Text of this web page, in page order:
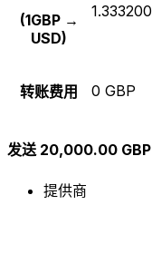
(1GBP →
USD)
1.333200
转账费用 0 GBP
发送 20,000.00 GBP
提供商